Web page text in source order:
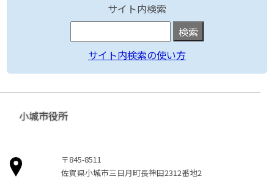
サイト内検索
サイト内検索の使い方
小城市役所
〒845-8511
佐賀県小城市三日月町長神田2312番地2